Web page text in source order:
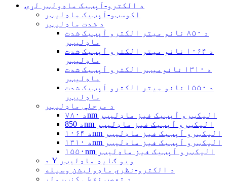
د الکترو-آپټیک ماډولټر لړۍ
اکوسټو-آپټیک ماډلیټر
د شدت ماډلیټر
د ۸۵۰ نانو میتر الکترو آپټیک شدت
ماډلیټر
د ۱۰۶۴ نانو میتر الکترو آپټیک شدت
ماډلیټر
د ۱۳۱۰ نانومیټر الکترو آپټیک شدت
ماډلیټر
د ۱۵۵۰ نانو میتر الکترو آپټیک شدت
ماډلیټر
د مرحلې ماډلیټر
د ۷۸۰nm الیکټرو آپټیک فیز ماډلیټر
د 850nm الیکټرو آپټیک فیز ماډلیټر
د ۱۰۶۴nm الیکټرو آپټیک فیز ماډلیټر
د ۱۳۱۰nm الیکټرو آپټیک فیز ماډلیټر
۱۵۵۰nm الیکټرو آپټیک فیز ماډلیټر
د Y ویو ګایډ ماډلیټر
د الکترو-نظري ماډولیشن وسیله
د تعصب نقطې کنټرولر